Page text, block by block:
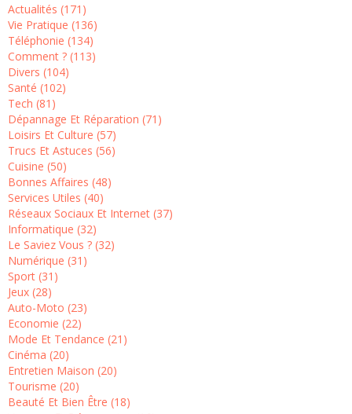
Actualités (171)
Vie Pratique (136)
Téléphonie (134)
Comment ? (113)
Divers (104)
Santé (102)
Tech (81)
Dépannage Et Réparation (71)
Loisirs Et Culture (57)
Trucs Et Astuces (56)
Cuisine (50)
Bonnes Affaires (48)
Services Utiles (40)
Réseaux Sociaux Et Internet (37)
Informatique (32)
Le Saviez Vous ? (32)
Numérique (31)
Sport (31)
Jeux (28)
Auto-Moto (23)
Economie (22)
Mode Et Tendance (21)
Cinéma (20)
Entretien Maison (20)
Tourisme (20)
Beauté Et Bien Être (18)